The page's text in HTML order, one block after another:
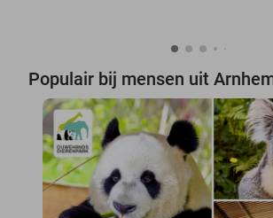
Populair bij mensen uit